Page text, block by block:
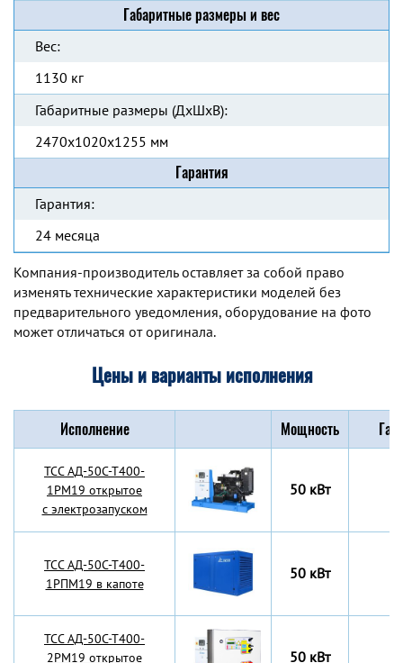
Габаритные размеры и вес
Вес:
1130 кг
Габаритные размеры (ДхШхВ):
2470x1020x1255 мм
Гарантия
Гарантия:
24 месяца
Компания-производитель оставляет за собой право
изменять технические характеристики моделей без
предварительного уведомления, оборудование на фото
может отличаться от оригинала.
Цены и варианты исполнения
Исполнение Мощность
TCC АД-50С-Т400-
1РМ19 открытое
с электрозапуском
50 кВт
TCC АД-50С-Т400-
1РПМ19 в капоте
50 кВт
TCC АД-50С-Т400-
2РМ19 открытое
50 кВт